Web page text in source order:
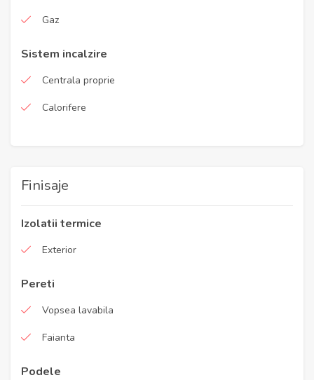
Gaz
Sistem incalzire
Centrala proprie
Calorifere
Finisaje
Izolatii termice
Exterior
Pereti
Vopsea lavabila
Faianta
Podele